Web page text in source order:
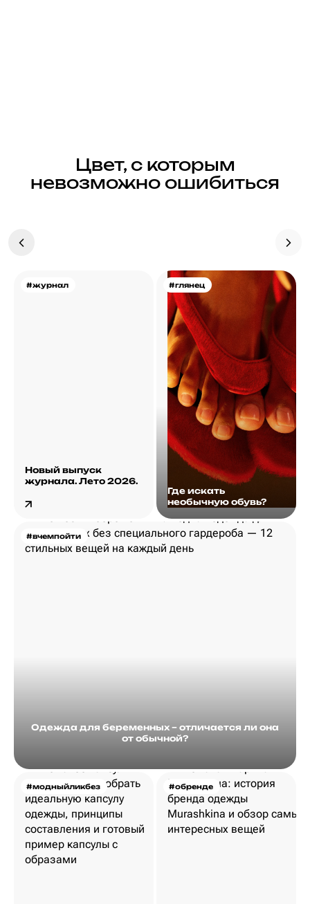
Цвет, с которым
невозможно ошибиться
#журнал
Новый выпуск
журнала. Лето 2026.
#глянец
Где искать
необычную обувь?
#вчемпойти
Одежда для беременных – отличается ли она
от обычной?
#модныйликбез #обренде